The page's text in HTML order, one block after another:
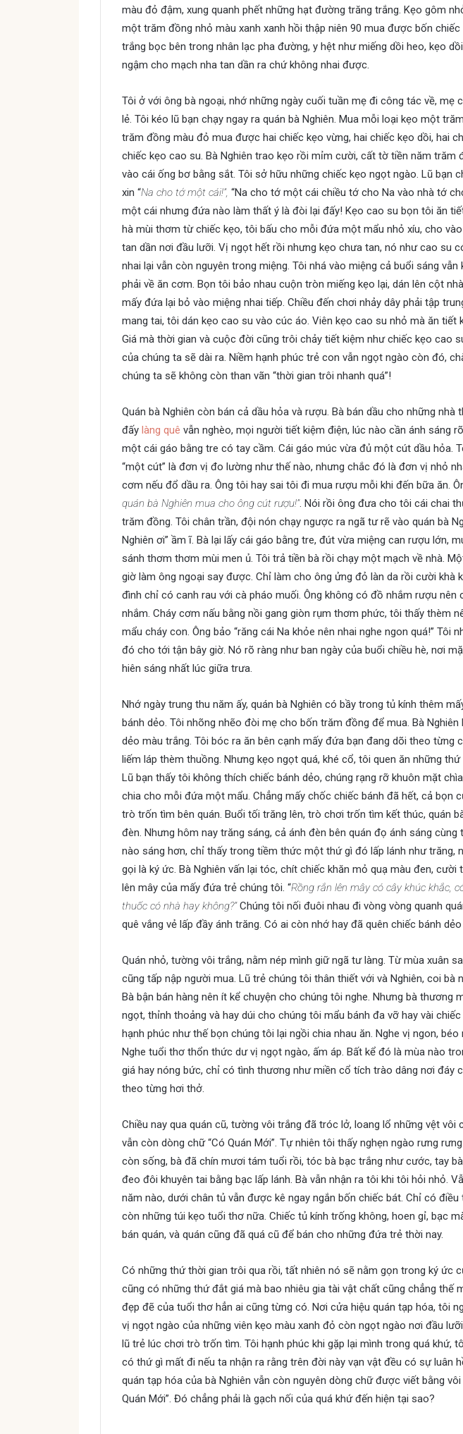
màu đỏ đậm, xung quanh phết những hạt đường trăng trắng. Kẹo gôm
một trăm đồng nhỏ màu xanh xanh hồi thập niên 90 mua được bốn
trắng bọc bên trong nhân lạc pha đường, y hệt như miếng dồi heo, kẹo
ngậm cho mạch nha tan dần ra chứ không nhai được.
Tôi ở với ông bà ngoại, nhớ những ngày cuối tuần mẹ đi công tác về, mẹ
lẻ. Tôi kéo lũ bạn chạy ngay ra quán bà Nghiên. Mua mỗi loại kẹo một
trăm đồng màu đỏ mua được hai chiếc kẹo vừng, hai chiếc kẹo dồi, hai
chiếc kẹo cao su. Bà Nghiên trao kẹo rồi mỉm cười, cất tờ tiền năm trăm
vào cái ống bơ bằng sắt. Tôi sở hữu những chiếc kẹo ngọt ngào. Lũ bạn
xin “Na cho tớ một cái!”, “Na cho tớ một cái chiều tớ cho Na vào nhà tớ
một cái nhưng đứa nào làm thất ý là đòi lại đấy! Kẹo cao su bọn tôi ăn
hà mùi thơm từ chiếc kẹo, tôi bấu cho mỗi đứa một mẩu nhỏ xíu, cho
tan dần nơi đầu lưỡi. Vị ngọt hết rồi nhưng kẹo chưa tan, nó như cao su
nhai lại vẫn còn nguyên trong miệng. Tôi nhá vào miệng cả buổi sáng
phải về ăn cơm. Bọn tôi bảo nhau cuộn tròn miếng kẹo lại, dán lên cột
mấy đứa lại bỏ vào miệng nhai tiếp. Chiều đến chơi nhảy dây phải tập
mang tai, tôi dán kẹo cao su vào cúc áo. Viên kẹo cao su nhỏ mà ăn tiết
Giá mà thời gian và cuộc đời cũng trôi chảy tiết kiệm như chiếc kẹo cao
của chúng ta sẽ dài ra. Niềm hạnh phúc trẻ con vẫn ngọt ngào còn đó,
chúng ta sẽ không còn than vãn “thời gian trôi nhanh quá”!
Quán bà Nghiên còn bán cả dầu hỏa và rượu. Bà bán dầu cho những nhà
đấy làng quê vẫn nghèo, mọi người tiết kiệm điện, lúc nào cần ánh sáng
một cái gáo bằng tre có tay cầm. Cái gáo múc vừa đủ một cút dầu hỏa.
“một cút” là đơn vị đo lường như thế nào, nhưng chắc đó là đơn vị nhỏ
cơm nếu đổ dầu ra. Ông tôi hay sai tôi đi mua rượu mỗi khi đến bữa ăn.
quán bà Nghiên mua cho ông cút rượu!”. Nói rồi ông đưa cho tôi cái chai
trăm đồng. Tôi chân trần, đội nón chạy ngược ra ngã tư rẽ vào quán bà
Nghiên ơi” ầm ĩ. Bà lại lấy cái gáo bằng tre, đút vừa miệng can rượu lớn,
sánh thơm thơm mùi men ủ. Tôi trả tiền bà rồi chạy một mạch về nhà.
giờ làm ông ngoại say được. Chỉ làm cho ông ửng đỏ làn da rồi cười khà
đình chỉ có canh rau với cà pháo muối. Ông không có đồ nhắm rượu nên
nhắm. Cháy cơm nấu bằng nồi gang giòn rụm thơm phức, tôi thấy thèm
mẩu cháy con. Ông bảo “răng cái Na khỏe nên nhai nghe ngon quá!” Tôi
đó cho tới tận bây giờ. Nó rõ ràng như ban ngày của buổi chiều hè, nơi
hiên sáng nhất lúc giữa trưa.
Nhớ ngày trung thu năm ấy, quán bà Nghiên có bầy trong tủ kính thêm
bánh dẻo. Tôi nhõng nhẽo đòi mẹ cho bốn trăm đồng để mua. Bà
dẻo màu trắng. Tôi bóc ra ăn bên cạnh mấy đứa bạn đang dõi theo từng
liếm láp thèm thuồng. Nhưng kẹo ngọt quá, khé cổ, tôi quen ăn những
Lũ bạn thấy tôi không thích chiếc bánh dẻo, chúng rạng rỡ khuôn mặt
chia cho mỗi đứa một mẩu. Chẳng mấy chốc chiếc bánh đã hết, cả bọn
trò trốn tìm bên quán. Buổi tối trăng lên, trò chơi trốn tìm kết thúc, quán
đèn. Nhưng hôm nay trăng sáng, cả ánh đèn bên quán đọ ánh sáng cùng
nào sáng hơn, chỉ thấy trong tiềm thức một thứ gì đó lấp lánh như trăng,
gọi là ký ức. Bà Nghiên vấn lại tóc, chít chiếc khăn mỏ quạ màu đen, cười
lên mây của mấy đứa trẻ chúng tôi. “Rồng rắn lên mây có cây khúc khắc,
thuốc có nhà hay không?”Chúng tôi nối đuôi nhau đi vòng vòng quanh
quê vắng vẻ lấp đầy ánh trăng. Có ai còn nhớ hay đã quên chiếc bánh
Quán nhỏ, tường vôi trắng, nằm nép mình giữ ngã tư làng. Từ mùa xuân
cũng tấp nập người mua. Lũ trẻ chúng tôi thân thiết với và Nghiên, coi bà
Bà bận bán hàng nên ít kể chuyện cho chúng tôi nghe. Nhưng bà thương
ngọt, thỉnh thoảng và hay dúi cho chúng tôi mẩu bánh đa vỡ hay vài
hạnh phúc như thế bọn chúng tôi lại ngồi chia nhau ăn. Nghe vị ngon,
Nghe tuổi thơ thổn thức dư vị ngọt ngào, ấm áp. Bất kể đó là mùa nào
giá hay nóng bức, chỉ có tình thương như miền cổ tích trào dâng nơi đáy
theo từng hơi thở.
Chiều nay qua quán cũ, tường vôi trắng đã tróc lở, loang lổ những vệt vôi
vẫn còn dòng chữ “Có Quán Mới”. Tự nhiên tôi thấy nghẹn ngào rưng
còn sống, bà đã chín mươi tám tuổi rồi, tóc bà bạc trắng như cước, tay
đeo đôi khuyên tai bằng bạc lấp lánh. Bà vẫn nhận ra tôi khi tôi hỏi nhỏ.
năm nào, dưới chân tủ vẫn được kê ngay ngắn bốn chiếc bát. Chỉ có điều
còn những túi kẹo tuổi thơ nữa. Chiếc tủ kính trống không, hoen gỉ, bạc
bán quán, và quán cũng đã quá cũ để bán cho những đứa trẻ thời nay.
Có những thứ thời gian trôi qua rồi, tất nhiên nó sẽ nằm gọn trong ký ức
cũng có những thứ đắt giá mà bao nhiêu gia tài vật chất cũng chẳng thế
đẹp đẽ của tuổi thơ hẳn ai cũng từng có. Nơi cửa hiệu quán tạp hóa, tôi
vị ngọt ngào của những viên kẹo màu xanh đỏ còn ngọt ngào nơi đầu
lũ trẻ lúc chơi trò trốn tìm. Tôi hạnh phúc khi gặp lại mình trong quá khứ,
có thứ gì mất đi nếu ta nhận ra rằng trên đời này vạn vật đều có sự luân
quán tạp hóa của bà Nghiên vẫn còn nguyên dòng chữ được viết bằng
Quán Mới”. Đó chẳng phải là gạch nối của quá khứ đến hiện tại sao?